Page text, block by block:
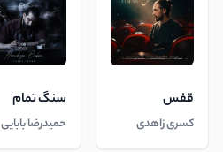
قفس
کسری زاهدی
سنگ تمام
حمیدرضا بابایی